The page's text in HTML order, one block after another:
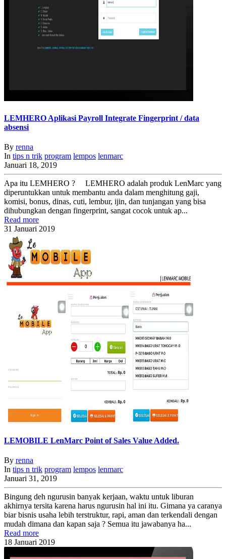
LEMHERO Aplikasi Payroll Integrate Fingerprint / data
absensi
By renna
In tips n trik program lempos lenmarc
Januari 18, 2019
Apa itu LEMHERO ? LEMHERO adalah produk LenMarc yang
diperuntukkan untuk membantu anda dalam menghitung gaji,
komisi, bonus, dinas, cuti, lembur, ijin, dan tunjangan yang bisa
dihubungkan dengan fingerprint, sangat cocok untuk ap...
Read more
31 Januari 2019
LEMOBILE LenMarc Point of Sales Value Added.
By renna
In tips n trik program lempos lenmarc
Januari 31, 2019
Bingung deh ngurusin banyak kerjaan, waktu untuk liburan
akhirnya tersita karena harus ngurusin hal ini itu. Gimana ya caranya
biar bisnis usaha lebih terstruktur, rapi, aman dan terkendali dengan
mudah dimana dan kapan saja ? Semua itu jawabanya ha...
Read more
18 Januari 2019